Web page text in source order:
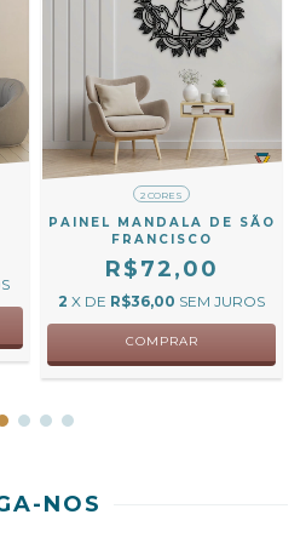
2 CORES
PAINEL MANDALA DE SÃO
FRANCISCO
R$72,00
2 X DE R$36,00 SEM JUROS
COMPRAR
NOS